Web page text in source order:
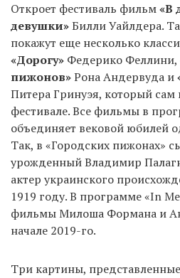
Откроет фестиваль фильм«В
девушки»Билли Уайлдера.
покажут еще несколько
«Дорогу» Федерико Феллини,
пижонов»Рона Андервуда и
Питера Гринуэя, который сам
фестивале. Все фильмы в
объединяет вековой юбилей
Так, в «Городских пижонах»
урожденный Владимир
актер украинского
1919 году. В программе «In
фильмы Милоша Формана и
начале 2019-го.
Три картины,